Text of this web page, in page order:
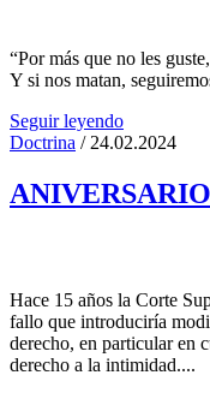
“Por más que no les
Y si nos matan,
Seguir leyendo
Doctrina / 24.02.2024
Hace 15 años la Corte
fallo que introduciría
derecho, en particular en
derecho a la intimidad....